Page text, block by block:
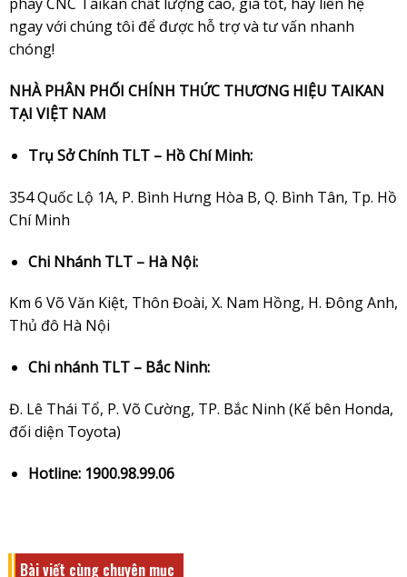
ngay với chúng tôi để được hỗ trợ và tư vấn nhanh
chóng!
NHÀ PHÂN PHỐI CHÍNH THỨC THƯƠNG HIỆU TAIKAN
TẠI VIỆT NAM
Trụ Sở Chính TLT – Hồ Chí Minh:
354 Quốc Lộ 1A, P. Bình Hưng Hòa B, Q. Bình Tân, Tp. Hồ
Chí Minh
Chi Nhánh TLT – Hà Nội:
Km 6 Võ Văn Kiệt, Thôn Đoài, X. Nam Hồng, H. Đông Anh,
Thủ đô Hà Nội
Chi nhánh TLT – Bắc Ninh:
Đ. Lê Thái Tổ, P. Võ Cường, TP. Bắc Ninh (Kế bên Honda,
đối diện Toyota)
Hotline: 1900.98.99.06
Bài viết cùng chuyên mục